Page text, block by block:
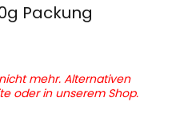
Packung
mehr. Alternativen
oder in unserem Shop.